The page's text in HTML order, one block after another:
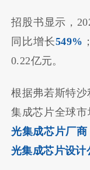
招股书显示，
同比增长549%
0.22亿元。
根据弗若斯特
集成芯片全球
光集成芯片厂商
光集成芯片设计